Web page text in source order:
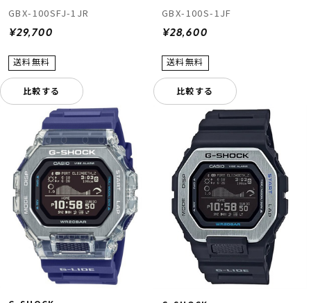
GBX-100SFJ-1JR
¥29,700
比較する
GBX-100S-1JF
¥28,600
比較する